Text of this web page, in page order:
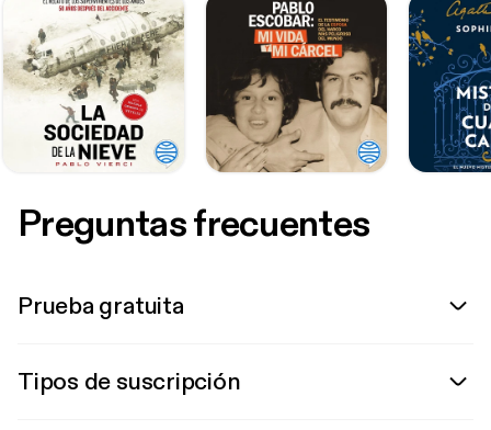
Preguntas frecuentes
Prueba gratuita
Tipos de suscripción